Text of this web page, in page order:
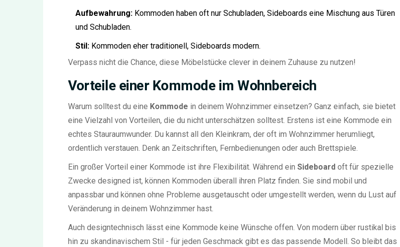
Aufbewahrung: Kommoden haben oft nur Schubladen, Sideboards eine Mischung aus Türen
und Schubladen.
Stil: Kommoden eher traditionell, Sideboards modern.
Verpass nicht die Chance, diese Möbelstücke clever in deinem Zuhause zu nutzen!
Vorteile einer Kommode im Wohnbereich
Warum solltest du eine Kommode in deinem Wohnzimmer einsetzen? Ganz einfach, sie bietet
eine Vielzahl von Vorteilen, die du nicht unterschätzen solltest. Erstens ist eine Kommode ein
echtes Stauraumwunder. Du kannst all den Kleinkram, der oft im Wohnzimmer herumliegt,
ordentlich verstauen. Denk an Zeitschriften, Fernbedienungen oder auch Brettspiele.
Ein großer Vorteil einer Kommode ist ihre Flexibilität. Während ein Sideboard oft für spezielle
Zwecke designed ist, können Kommoden überall ihren Platz finden. Sie sind mobil und
anpassbar und können ohne Probleme ausgetauscht oder umgestellt werden, wenn du Lust auf
Veränderung in deinem Wohnzimmer hast.
Auch designtechnisch lässt eine Kommode keine Wünsche offen. Von modern über rustikal bis
hin zu skandinavischem Stil - für jeden Geschmack gibt es das passende Modell. So bleibt das